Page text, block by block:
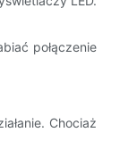
połączenie
Chociaż